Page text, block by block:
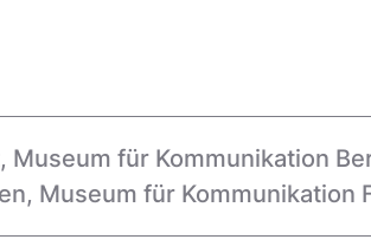
, Museum für Kommunikation
, Museum für Kommunikation